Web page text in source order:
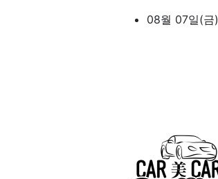
상단 네비
08월 07일(금)